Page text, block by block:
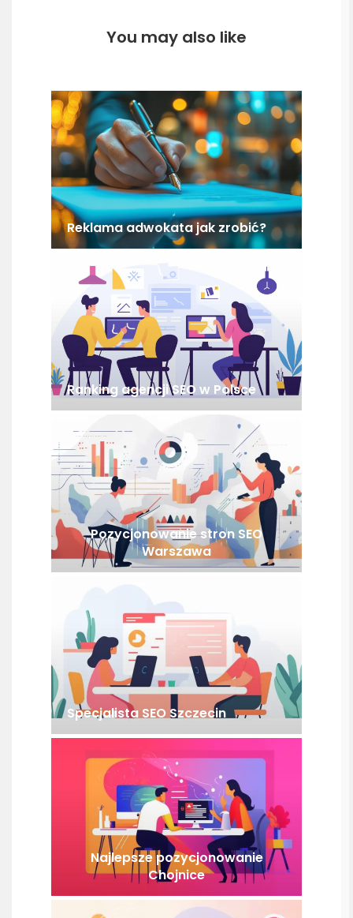
You may also like
Reklama adwokata jak zrobić?
Ranking agencji SEO w Polsce
Pozycjonowanie stron SEO
Warszawa
Specjalista SEO Szczecin
Najlepsze pozycjonowanie
Chojnice